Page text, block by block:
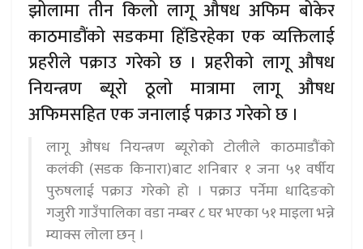
झोलामा तीन किलो लागू औषध अफिम बोकेर
काठमाडौंको सडकमा हिँडिरहेका एक व्यक्तिलाई
प्रहरीले पक्राउ गरेको छ । प्रहरीको लागू औषध
नियन्त्रण ब्यूरो ठूलो मात्रामा लागू औषध
अफिमसहित एक जनालाई पक्राउ गरेको छ ।
लागू औषध नियन्त्रण ब्यूरोको टोलीले काठमाडौंको
कलंकी (सडक किनारा)बाट शनिबार १ जना ५१ वर्षीय
पुरुषलाई पक्राउ गरेको हो । पक्राउ पर्नेमा धादिङको
गजुरी गाउँपालिका वडा नम्बर ८ घर भएका ५१ माइला भन्ने
म्याक्स लोला छन् ।